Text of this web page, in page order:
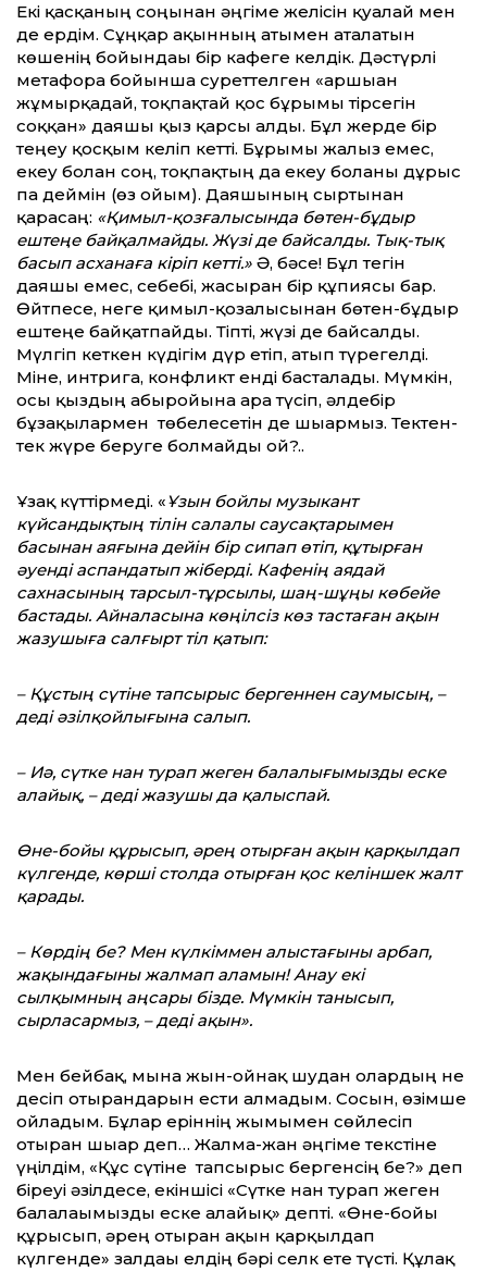
Екі қасқаның соңынан әңгіме желісін қуалай мен
де ердім. Сұңқар ақынның атымен аталатын
көшенің бойындағы бір кафеге келдік. Дәстүрлі
метафора бойынша суреттелген «аршыған
жұмырқадай, тоқпақтай қос бұрымы тірсегін
соққан» даяшы қыз қарсы алды. Бұл жерде бір
теңеу қосқым келіп кетті. Бұрымы жалғыз емес,
екеу болған соң, тоқпақтың да екеу болғаны дұрыс
па деймін (өз ойым). Даяшының сыртынан
қарасаң: «Қимыл-қозғалысында бөтен-бұдыр
ештеңе байқалмайды. Жүзі де байсалды. Тық-тық
басып асханаға кіріп кетті.» Ә, бәсе! Бұл тегін
даяшы емес, себебі, жасырған бір құпиясы бар.
Өйтпесе, неге қимыл-қозғалысынан бөтен-бұдыр
ештеңе байқатпайды. Тіпті, жүзі де байсалды.
Мүлгіп кеткен күдігім дүр етіп, атып түрегелді.
Міне, интрига, конфликт енді басталады. Мүмкін,
осы қыздың абыройына ара түсіп, әлдебір
бұзақылармен төбелесетін де шығармыз. Тектен-
тек жүре беруге болмайды ғой?..
Ұзақ күттірмеді. «Ұзын бойлы музыкант
күйсандықтың тілін салалы саусақтарымен
басынан аяғына дейін бір сипап өтіп, құтырған
әуенді аспандатып жіберді. Кафенің аядай
сахнасының тарсыл-тұрсылы, шаң-шұңы көбейе
бастады. Айналасына көңілсіз көз тастаған ақын
жазушыға салғырт тіл қатып:
– Құстың сүтіне тапсырыс бергеннен саумысың, –
деді әзілқойлығына салып.
– Иә, сүтке нан турап жеген балалығымызды еске
алайық, – деді жазушы да қалыспай.
Өне-бойы құрысып, әрең отырған ақын қарқылдап
күлгенде, көрші столда отырған қос келіншек жалт
қарады.
– Көрдің бе? Мен күлкіммен алыстағыны арбап,
жақындағыны жалмап аламын! Анау екі
сылқымның аңсары бізде. Мүмкін танысып,
сырласармыз, – деді ақын».
Мен бейбақ, мына жын-ойнақ шудан олардың не
десіп отырғандарын ести алмадым. Сосын, өзімше
ойладым. Бұлар еріннің жымымен сөйлесіп
отырған шығар деп… Жалма-жан әңгіме текстіне
үңілдім, «Құс сүтіне тапсырыс бергенсің бе?» деп
біреуі әзілдесе, екіншісі «Сүтке нан турап жеген
балалағымызды еске алайық» депті. «Өне-бойы
құрысып, әрең отырған ақын қарқылдап
күлгенде» залдағы елдің бәрі селк ете түсті. Құлақ